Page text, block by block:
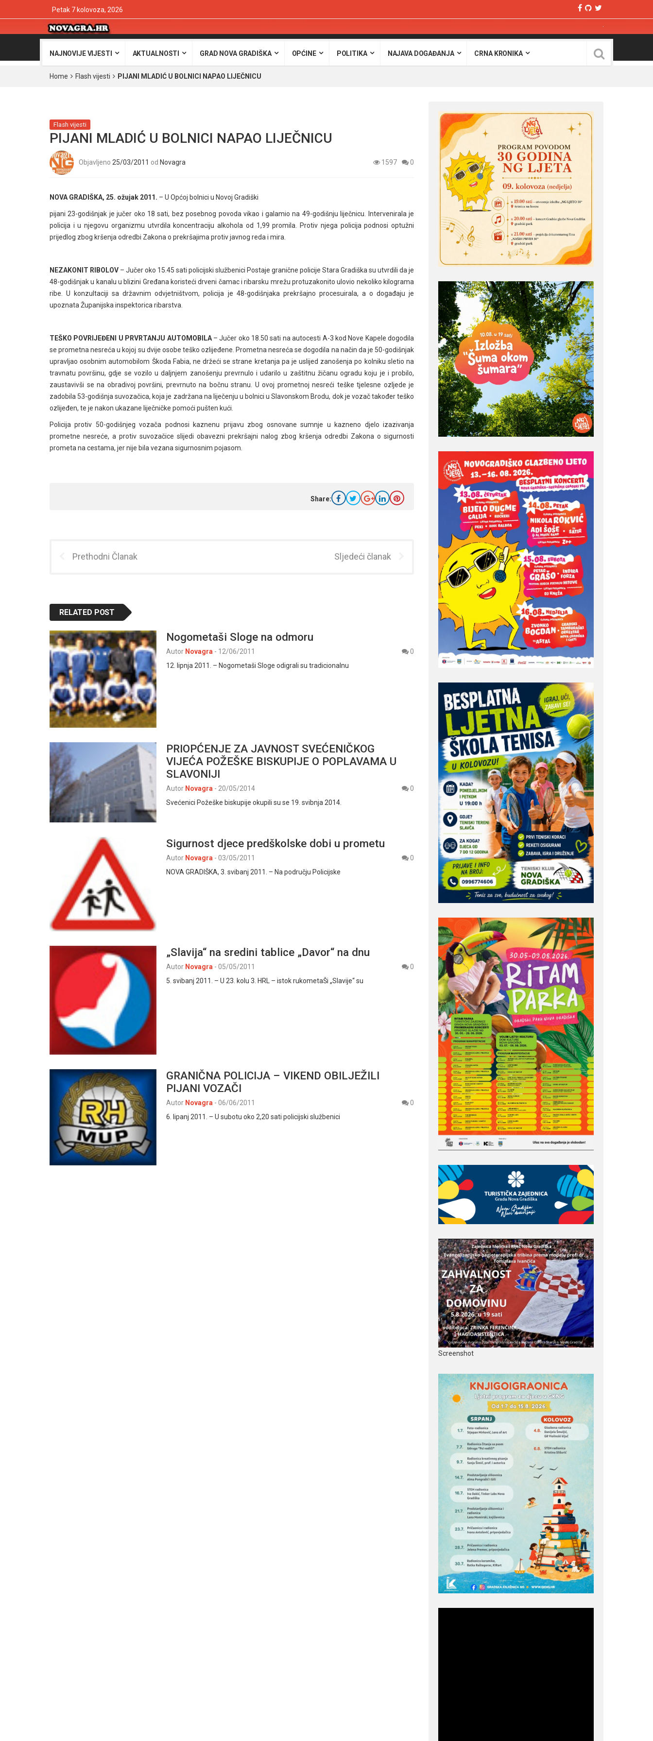
Petak 7 kolovoza, 2026
NAJNOVIJE VIJESTI AKTUALNOSTI GRAD NOVA GRADIŠKA OPĆINE POLITIKA NAJAVA DOGAĐANJA CRNA KRONIKA
Home Flash vijesti PIJANI MLADIĆ U BOLNICI NAPAO LIJEČNICU
Flash vijesti
PIJANI MLADIĆ U BOLNICI NAPAO LIJEČNICU
Objavljeno 25/03/2011 od Novagra 1597 0
NOVA GRADIŠKA, 25. ožujak 2011. – U Općoj bolnici u Novoj Gradiški
pijani 23-godišnjak je jučer oko 18 sati, bez posebnog povoda vikao i galamio na 49-godišnju liječnicu. Intervenirala je
policija i u njegovu organizmu utvrdila koncentraciju alkohola od 1,99 promila. Protiv njega policija podnosi optužni
prijedlog zbog kršenja odredbi Zakona o prekršajima protiv javnog reda i mira.
NEZAKONIT RIBOLOV – Jučer oko 15.45 sati policijski službenici Postaje granične policije Stara Gradiška su utvrdili da je
48-godišnjak u kanalu u blizini Gređana koristeći drveni čamac i ribarsku mrežu protuzakonito ulovio nekoliko kilograma
ribe. U konzultaciji sa državnim odvjetništvom, policija je 48-godišnjaka prekršajno procesuirala, a o događaju je
upoznata Županijska inspektorica ribarstva.
TEŠKO POVRIJEĐENI U PRVRTANJU AUTOMOBILA– Jučer oko 18.50 sati na autocesti A-3 kod Nove Kapele dogodila
se prometna nesreća u kojoj su dvije osobe teško ozlijeđene. Prometna nesreća se dogodila na način da je 50-godišnjak
upravljao osobnim automobilom Škoda Fabia, ne držeći se strane kretanja pa je uslijed zanošenja po kolniku sletio na
travnatu površinu, gdje se vozilo u daljnjem zanošenju prevrnulo i udarilo u zaštitnu žičanu ogradu koju je i probilo,
zaustavivši se na obradivoj površini, prevrnuto na bočnu stranu. U ovoj prometnoj nesreći teške tjelesne ozljede je
zadobila 53-godišnja suvozačica, koja je zadržana na liječenju u bolnici u Slavonskom Brodu, dok je vozač također teško
ozlijeđen, te je nakon ukazane liječničke pomoći pušten kući.
Policija protiv 50-godišnjeg vozača podnosi kaznenu prijavu zbog osnovane sumnje u kazneno djelo izazivanja
prometne nesreće, a protiv suvozačice slijedi obavezni prekršajni nalog zbog kršenja odredbi Zakona o sigurnosti
prometa na cestama, jer nije bila vezana sigurnosnim pojasom.
Share:
Prethodni Članak Sljedeći članak
RELATED POST
Nogometaši Sloge na odmoru
Autor Novagra - 12/06/2011
0
12. lipnja 2011. – Nogometaši Sloge odigrali su tradicionalnu
PRIOPĆENJE ZA JAVNOST SVEĆENIČKOG
VIJEĆA POŽEŠKE BISKUPIJE O POPLAVAMA U
SLAVONIJI
Autor Novagra - 20/05/2014
0
Svećenici Požeške biskupije okupili su se 19. svibnja 2014.
Sigurnost djece predškolske dobi u prometu
Autor Novagra - 03/05/2011
0
NOVA GRADIŠKA, 3. svibanj 2011. – Na području Policijske
„Slavija“ na sredini tablice „Davor“ na dnu
Autor Novagra - 05/05/2011
0
5. svibanj 2011. – U 23. kolu 3. HRL – istok rukometaŠi „Slavije“ su
GRANIČNA POLICIJA – VIKEND OBILJEŽILI
PIJANI VOZAČI
Autor Novagra - 06/06/2011
0
6. lipanj 2011. – U subotu oko 2,20 sati policijski službenici
Screenshot